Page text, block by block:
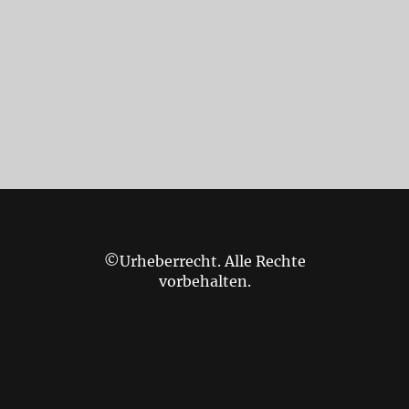
©Urheberrecht. Alle Rechte
vorbehalten.